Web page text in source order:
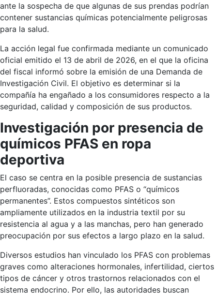
ante la sospecha de que algunas de sus prendas podrían
contener sustancias químicas potencialmente peligrosas
para la salud.
La acción legal fue confirmada mediante un comunicado
oficial emitido el 13 de abril de 2026, en el que la oficina
del fiscal informó sobre la emisión de una Demanda de
Investigación Civil. El objetivo es determinar si la
compañía ha engañado a los consumidores respecto a la
seguridad, calidad y composición de sus productos.
Investigación por presencia de
químicos PFAS en ropa
deportiva
El caso se centra en la posible presencia de sustancias
perfluoradas, conocidas como PFAS o “químicos
permanentes”. Estos compuestos sintéticos son
ampliamente utilizados en la industria textil por su
resistencia al agua y a las manchas, pero han generado
preocupación por sus efectos a largo plazo en la salud.
Diversos estudios han vinculado los PFAS con problemas
graves como alteraciones hormonales, infertilidad, ciertos
tipos de cáncer y otros trastornos relacionados con el
sistema endocrino. Por ello, las autoridades buscan